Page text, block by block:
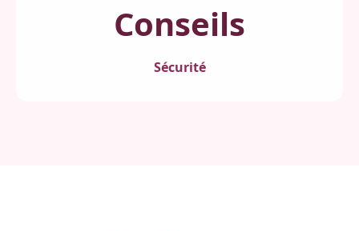
Conseils
Sécurité